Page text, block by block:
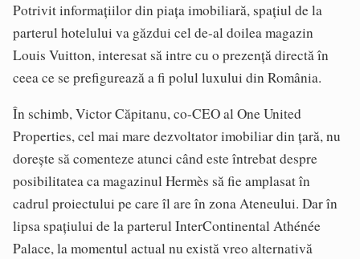
Potrivit informațiilor din piața imobiliară, spațiul de la
parterul hotelului va găzdui cel de-al doilea magazin
Louis Vuitton, interesat să intre cu o prezență directă în
ceea ce se prefigurează a fi polul luxului din România.
În schimb, Victor Căpitanu, co-CEO al One United
Properties, cel mai mare dezvoltator imobiliar din țară, nu
dorește să comenteze atunci când este întrebat despre
posibilitatea ca magazinul Hermès să fie amplasat în
cadrul proiectului pe care îl are în zona Ateneului. Dar în
lipsa spațiului de la parterul InterContinental Athénée
Palace, la momentul actual nu există vreo alternativă